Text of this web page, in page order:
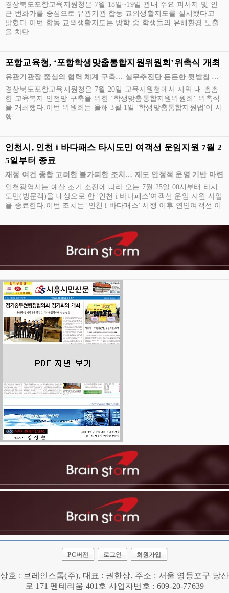
경상북도포항교육지원청은 7월 18일~19일 관내 주요 피서지 및 인
근 번화가를 중심으로 유관기관 합동 교외생활지도를 실시했다고
밝혔다.이번 합동 교외생활지도는 방학 중 학생들의 유해환경 노출
을 차단
포항교육청, ‘포항학생맞춤통합지원위원회’위촉식 개최
유관기관장 중심의 협력 체계 구축… 실무추진단 든든한 뒷받침 나
선다
경상북도포항교육지원청은 7월 20일 교육지원청에서 지역 내 촘촘
한 교육복지 안전망 구축을 위한 ‘학생맞춤통합지원위원회’ 위촉식
을 개최했다.이번 위원회는 올해 3월 1일 '학생맞춤통합지원법'이 시
행
인천시, 인천 i 바다패스 타시도민 여객선 운임지원 7월 2
5일부터 종료
재정 여건 종합 고려한 불가피한 조치… 제도 안정적 운영 기반 마련
인천광역시는 예산 조기 소진에 따라 오는 7월 25일 00시부터 타시
도민(방문객)을 대상으로 한 '인천 i 바다패스'여객선 운임 지원 사업
을 종료한다.이번 조치는 '인천 i 바다패스' 시행 이후 연안여객선 이
PC버전 로그인 회원가입
상호 : 브레인스톰(주), 대표 : 권한상, 주소 : 서울 영등포구 당산
로 171 펜테리움 401호 사업자번호 : 609-20-77639